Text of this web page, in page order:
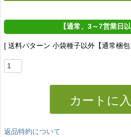
【通常、3～7営業日
送料パターン 小袋種子以外【通常梱包
カートに
返品特約について